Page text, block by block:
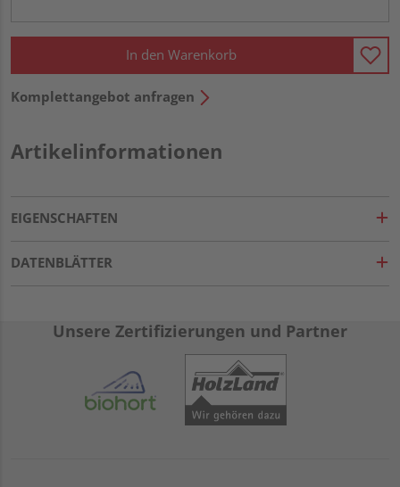
In den Warenkorb
Komplettangebot anfragen
Artikelinformationen
EIGENSCHAFTEN
DATENBLÄTTER
Unsere Zertifizierungen und Partner